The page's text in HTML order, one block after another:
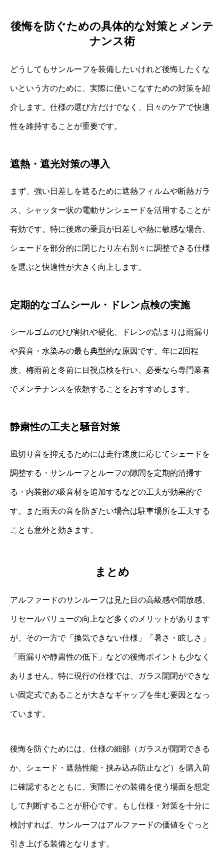
後悔を防ぐための具体的な対策とメンテ
ナンス術
どうしてもサンルーフを装備したいけれど後悔したくな
いという方のために、実際に使いこなすための対策を紹
介します。仕様の選び方だけでなく、日々のケアで快適
性を維持することが重要です。
遮熱・遮光対策の導入
まず、強い日差しを遮るために遮熱フィルムや断熱ガラ
ス、シャッター状の電動サンシェードを活用することが
有効です。特に後席の乗員が日差しや熱に敏感な場合、
シェードを部分的に閉じたり左右別々に調整できる仕様
を選ぶと快適性が大きく向上します。
定期的なゴムシール・ドレン点検の実施
シールゴムのひび割れや硬化、ドレンの詰まりは雨漏り
や異音・水染みの最も典型的な原因です。年に2回程
度、梅雨前と冬前に目視点検を行い、必要なら専門業者
でメンテナンスを依頼することをおすすめします。
静粛性の工夫と騒音対策
風切り音を抑えるためには走行速度に応じてシェードを
調整する・サンルーフとルーフの隙間を定期的清掃す
る・内装部の吸音材を追加するなどの工夫が効果的で
す。また雨天の音を防ぎたい場合は駐車場所を工夫する
ことも意外と効きます。
まとめ
アルファードのサンルーフは見た目の高級感や開放感、
リセールバリューの向上など多くのメリットがあります
が、その一方で「換気できない仕様」「暑さ・眩しさ」
「雨漏りや静粛性の低下」などの後悔ポイントも少なく
ありません。特に現行の仕様では、ガラス開閉ができな
い固定式であることが大きなギャップを生む要因となっ
ています。
後悔を防ぐためには、仕様の細部（ガラスが開閉できる
か、シェード・遮熱性能・挟み込み防止など）を購入前
に確認するとともに、実際にその装備を使う場面を想定
して判断することが肝心です。もし仕様・対策を十分に
検討すれば、サンルーフはアルファードの価値をぐっと
引き上げる装備となります。